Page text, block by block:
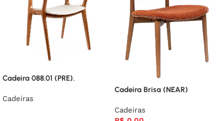
Cadeira 088.01 (PRE).
Cadeiras
Cadeira Brisa (NEAR)
Cadeiras